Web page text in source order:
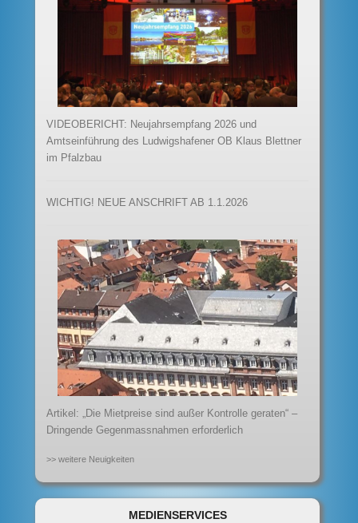
VIDEOBERICHT: Neujahrsempfang 2026 und
Amtseinführung des Ludwigshafener OB Klaus Blettner
im Pfalzbau
WICHTIG! NEUE ANSCHRIFT AB 1.1.2026
Artikel: „Die Mietpreise sind außer Kontrolle geraten“ –
Dringende Gegenmassnahmen erforderlich
>> weitere Neuigkeiten
MEDIENSERVICES